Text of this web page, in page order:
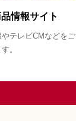
情報サイト
テレビCMなどをご
。